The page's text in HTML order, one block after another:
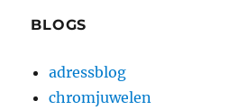
BLOGS
adressblog
chromjuwelen